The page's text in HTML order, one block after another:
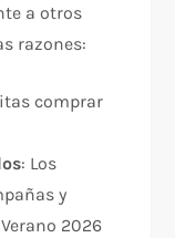
a otros
razones:
comprar
: Los
y
2026